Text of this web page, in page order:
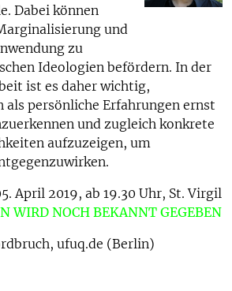
Dabei können
und
zu
Ideologien befördern. In der
ist es daher wichtig,
persönliche Erfahrungen ernst
und zugleich konkrete
aufzuzeigen, um
April 2019, ab 19.30 Uhr, St. Virgil
WIRD NOCH BEKANNT GEGEBEN
ufuq.de (Berlin)